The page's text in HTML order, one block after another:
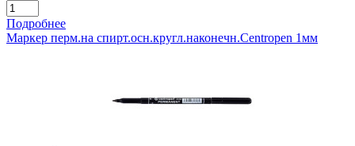
Подробнее
Маркер перм.на спирт.осн.кругл.наконечн.Centropen 1мм